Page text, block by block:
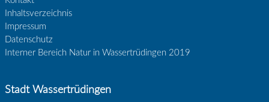
Inhaltsverzeichnis
Impressum
Datenschutz
Interner Bereich Natur in Wassertrüdingen 2019
Stadt Wassertrüdingen